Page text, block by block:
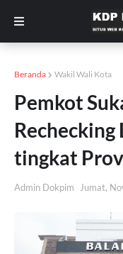
Beranda Wakil Wali Kota
Pemkot
Rechecking
tingkat
Admin Dokpim Jumat,